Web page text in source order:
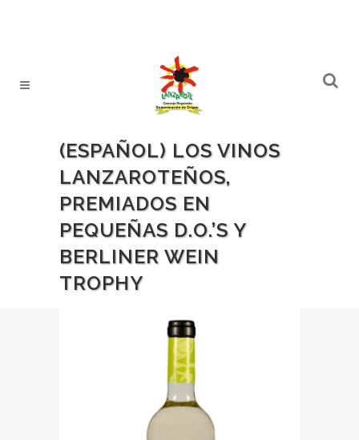
(ESPAÑOL) LOS VINOS
LANZAROTEÑOS,
PREMIADOS EN
PEQUEÑAS D.O.’S Y
BERLINER WEIN
TROPHY